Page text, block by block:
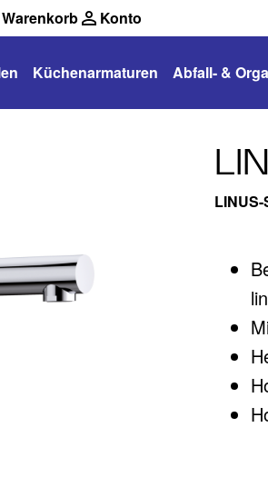
Warenkorb Konto
Küchenarmaturen Abfall- &